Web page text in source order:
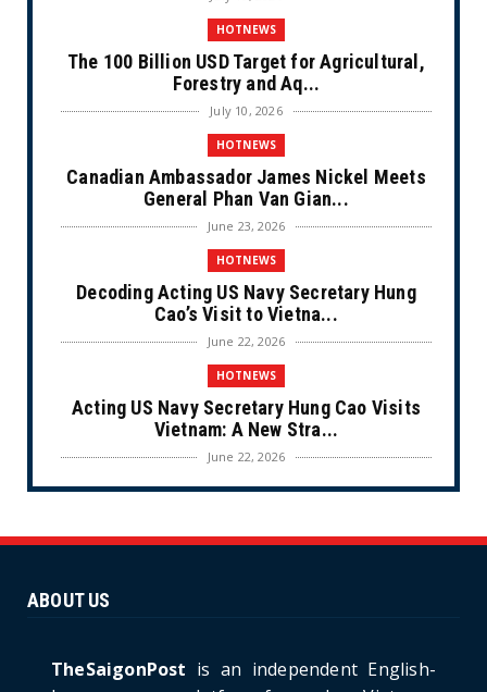
HOTNEWS
The 100 Billion USD Target for Agricultural,
Forestry and Aq...
July 10, 2026
HOTNEWS
Canadian Ambassador James Nickel Meets
General Phan Van Gian...
June 23, 2026
HOTNEWS
Decoding Acting US Navy Secretary Hung
Cao’s Visit to Vietna...
June 22, 2026
HOTNEWS
Acting US Navy Secretary Hung Cao Visits
Vietnam: A New Stra...
June 22, 2026
CULTURE
Ninh Bride Re-enacts...
Project: An Analysi...
June 21, 2026
ABOUT US
TheSaigonPost is an independent English-